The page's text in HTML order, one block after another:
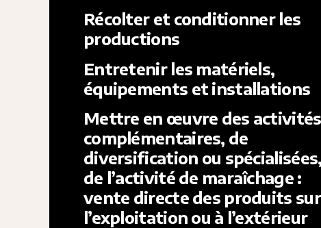
Récolter et conditionner les
productions
Entretenir les matériels,
équipements et installations
Mettre en œuvre des activités
complémentaires, de
diversification ou spécialisées,
de l’activité de maraîchage :
vente directe des produits sur
l’exploitation ou à l’extérieur